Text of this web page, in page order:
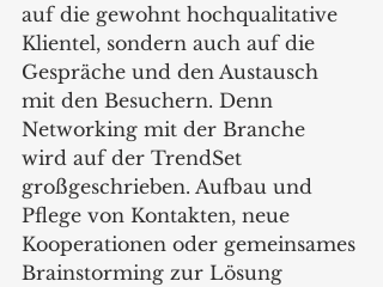
auf die gewohnt hochqualitative
Klientel, sondern auch auf die
Gespräche und den Austausch
mit den Besuchern. Denn
Networking mit der Branche
wird auf der TrendSet
großgeschrieben. Aufbau und
Pflege von Kontakten, neue
Kooperationen oder gemeinsames
Brainstorming zur Lösung